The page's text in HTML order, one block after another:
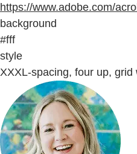
https://www.adobe.com/
background
#fff
style
XXXL-spacing, four up, grid